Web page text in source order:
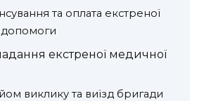
та оплата екстреної
екстреної медичної
виклику та виїзд бригади